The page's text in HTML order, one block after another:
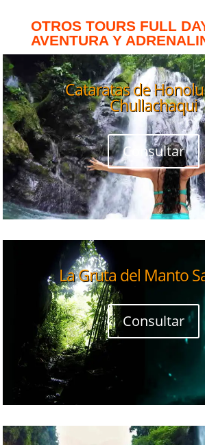
OTROS TOURS FULL
AVENTURA Y
Cataratas de
Chullachaqui
Consultar
La Gruta del Manto
Consultar